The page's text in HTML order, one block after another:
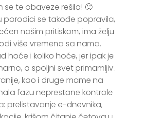
se te obaveze rešila! 🙂
porodici se takođe popravila,
našim pritiskom, ima želju
više vremena sa nama.
hoće i koliko hoće, jer ipak je
a spoljni svet primamljiv.
kao i druge mame na
fazu neprestane kontrole
prelistavanje e-dnevnika,